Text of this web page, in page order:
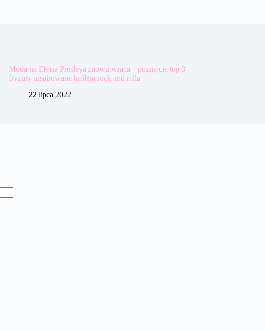
Moda na Elvisa Presleya znowu wraca – poznajcie top 3
fryzury inspirowane królem rock and rolla
22 lipca 2022